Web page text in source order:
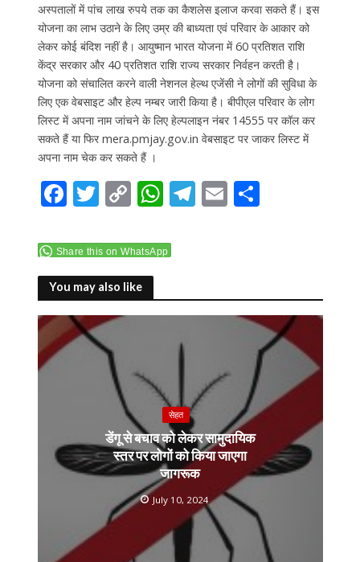
अस्पतालों में पांच लाख रुपये तक का कैशलेस इलाज करवा सकते हैं। इस
योजना का लाभ उठाने के लिए उम्र की बाध्यता एवं परिवार के आकार को
लेकर कोई बंदिश नहीं है। आयुष्मान भारत योजना में 60 प्रतिशत राशि
केंद्र सरकार और 40 प्रतिशत राशि राज्य सरकार निर्वहन करती है।
योजना को संचालित करने वाली नेशनल हेल्थ एजेंसी ने लोगों की सुविधा के
लिए एक वेबसाइट और हेल्प नम्बर जारी किया है। बीपीएल परिवार के लोग
लिस्ट में अपना नाम जांचने के लिए हेल्पलाइन नंबर 14555 पर कॉल कर
सकते हैं या फिर mera.pmjay.gov.in वेबसाइट पर जाकर लिस्ट में
अपना नाम चेक कर सकते हैं ।
F
e
b
o
o
k
T
itt
er
C
p
y
Li
n
W
at
A
p
p
T
a
m
E S
Share this on WhatsApp
You may also like
सेहत
डेंगू से बचाव को लेकर सामुदायिक
स्तर पर लोगों को किया जाएगा
जागरूक
July 10, 2024